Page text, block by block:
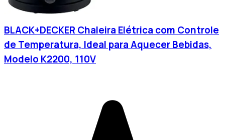
BLACK+DECKER Chaleira Elétrica com Controle
de Temperatura, Ideal para Aquecer Bebidas,
Modelo K2200, 110V